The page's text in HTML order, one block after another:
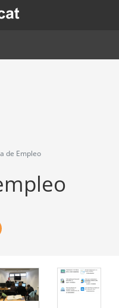
nova finestra.
de Empleo